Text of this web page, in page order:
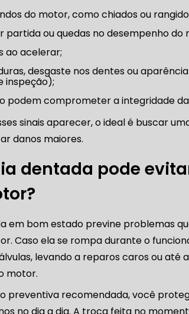
DO CARRO ZONA SUL
MANUTENÇÃO DE BLINDADOS
BLINDADOS
BLINDADO
DE LUXO
OFICINA QUE ATENDE
BLINDADO
BLINDADOS
CARROS BLINDADOS
REVISÃO PREVENTIVA EM
BLINDADOS
do motor, como chiados ou
partida ou quedas no desempenho do
ao acelerar;
inspeção);
podem comprometer a integridade
sinais aparecer, o ideal é buscar
danos maiores.
dentada pode
em bom estado previne problemas
Caso ela se rompa durante o
levando a reparos caros ou até
motor.
preventiva recomendada, você